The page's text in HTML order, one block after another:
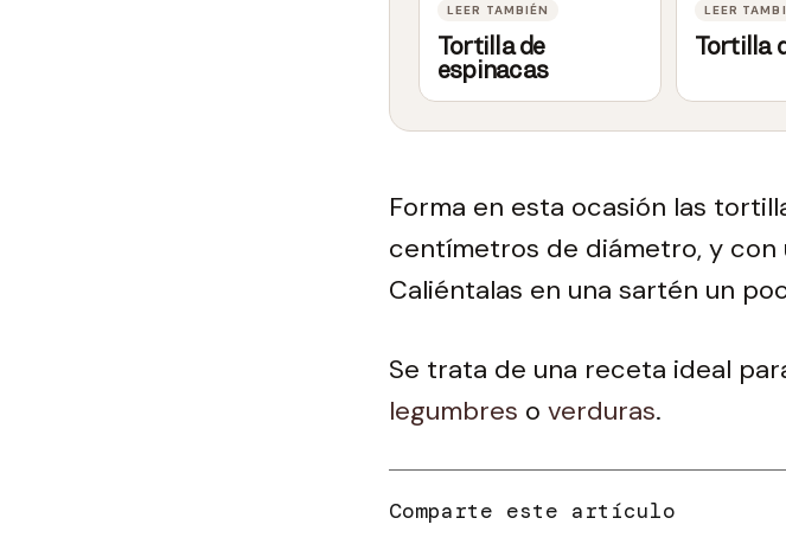
Tortilla de
espinacas
Tortilla
Forma en esta ocasión las
centímetros de diámetro, y
Caliéntalas en una sartén un
Se trata de una receta ideal
legumbres o verduras.